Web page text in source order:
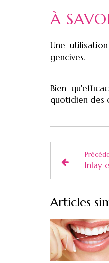
À
Une
gencives.
Bien
quotidien des
Articles